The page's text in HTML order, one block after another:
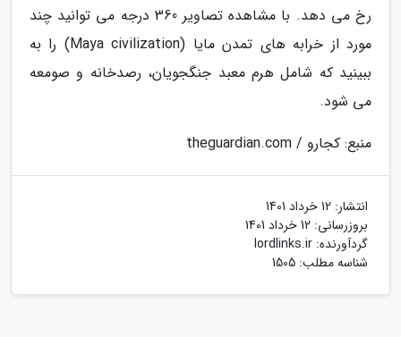
رخ می دهد. با مشاهده تصاویر 360 درجه می توانید چند
مورد از خرابه های تمدن مایا (Maya civilization) را به
ببینید که شامل هرم معبد جنگجویان، رصدخانه و صومعه
می شود.
منبع: کجارو / theguardian.com
انتشار: 12 خرداد 1401
بروزرسانی: 12 خرداد 1401
گردآورنده: lordlinks.ir
شناسه مطلب: 1505